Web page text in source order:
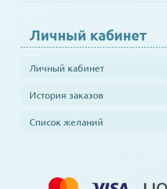
Личный кабинет
Личный кабинет
История заказов
Список желаний